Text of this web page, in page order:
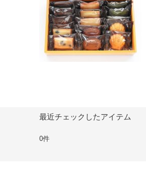
最近チェックしたアイテム
0件